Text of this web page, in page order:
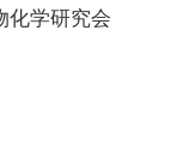
学研究会